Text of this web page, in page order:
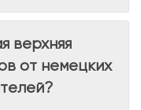
верхняя
от немецких